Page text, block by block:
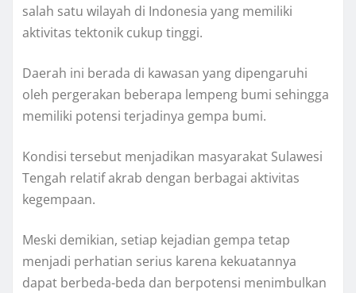
salah satu wilayah di Indonesia yang memiliki
aktivitas tektonik cukup tinggi.
Daerah ini berada di kawasan yang dipengaruhi
oleh pergerakan beberapa lempeng bumi sehingga
memiliki potensi terjadinya gempa bumi.
Kondisi tersebut menjadikan masyarakat Sulawesi
Tengah relatif akrab dengan berbagai aktivitas
kegempaan.
Meski demikian, setiap kejadian gempa tetap
menjadi perhatian serius karena kekuatannya
dapat berbeda-beda dan berpotensi menimbulkan